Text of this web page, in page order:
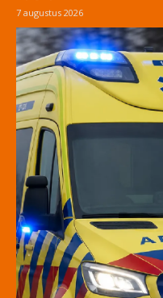
7 augustus 2026